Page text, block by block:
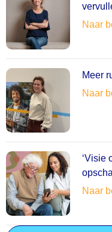
Naar
Meer
Naar
‘Visie
Naar